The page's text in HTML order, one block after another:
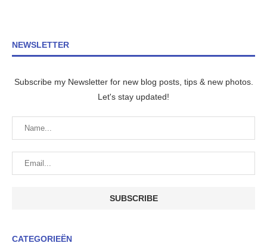
NEWSLETTER
Subscribe my Newsletter for new blog posts, tips & new photos.
Let's stay updated!
CATEGORIEËN